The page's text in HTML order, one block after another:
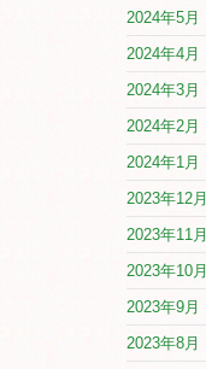
2024年5月
2024年4月
2024年3月
2024年2月
2024年1月
2023年12月
2023年11月
2023年10月
2023年9月
2023年8月